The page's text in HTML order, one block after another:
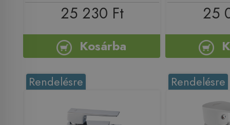
25 230 Ft
Kosárba
25
Rendelésre Rendelésre